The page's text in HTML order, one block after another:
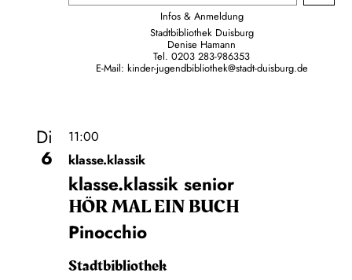
Infos & Anmeldung
Stadtbibliothek Duisburg
Denise Hamann
Tel. 0203 283-986353
E-Mail: kinder-jugendbibliothek@stadt-duisburg.de
Di
6
11:00
klasse.klassik
klasse.klassik senior
HÖR MAL EIN BUCH
Pinocchio
Stadtbibliothek